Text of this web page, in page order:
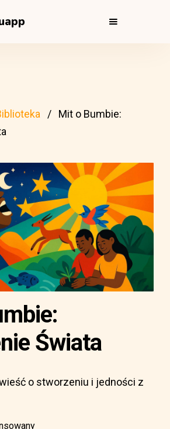
Mit o Bumbie:
Świata
o stworzeniu i jedności z